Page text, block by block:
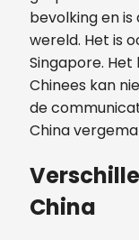
bevolking en
wereld. Het is
Singapore.
Chinees kan
de
China
China